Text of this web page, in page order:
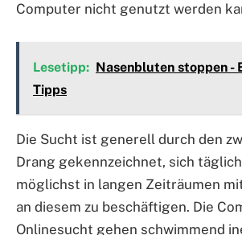
Computer nicht genutzt werden
Lesetipp: Nasenbluten stoppen -
Tipps
Die Sucht ist generell durch den
Drang gekennzeichnet, sich
möglichst in langen Zeiträumen
an diesem zu beschäftigen. Die
Onlinesucht gehen schwimmend